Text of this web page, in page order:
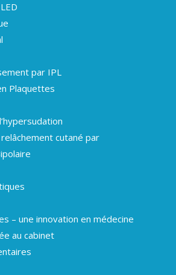
par IPL
Plaquettes
cutané par
– une innovation en médecine
au cabinet